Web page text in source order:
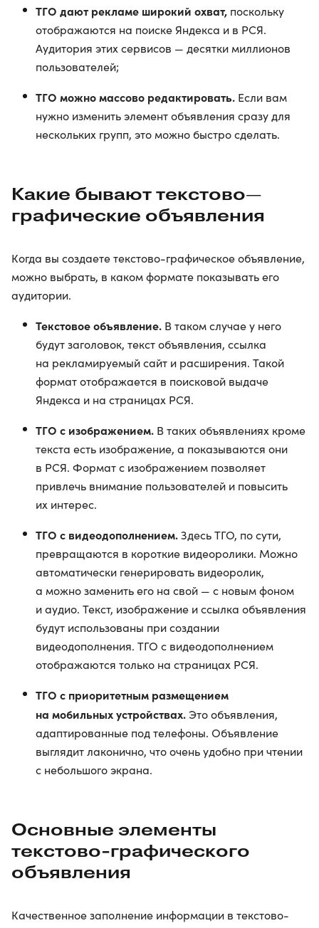
ТГО дают рекламе широкий охват, поскольку
отображаются на поиске Яндекса и в РСЯ.
Аудитория этих сервисов — десятки миллионов
пользователей;
ТГО можно массово редактировать. Если вам
нужно изменить элемент объявления сразу для
нескольких групп, это можно быстро сделать.
Какие бывают текстово—
графические объявления
Когда вы создаете текстово-графическое объявление,
можно выбрать, в каком формате показывать его
аудитории.
Текстовое объявление. В таком случае у него
будут заголовок, текст объявления, ссылка
на рекламируемый сайт и расширения. Такой
формат отображается в поисковой выдаче
Яндекса и на страницах РСЯ.
ТГО с изображением. В таких объявлениях кроме
текста есть изображение, а показываются они
в РСЯ. Формат с изображением позволяет
привлечь внимание пользователей и повысить
их интерес.
ТГО с видеодополнением.Здесь ТГО, по сути,
превращаются в короткие видеоролики. Можно
автоматически генерировать видеоролик,
а можно заменить его на свой — с новым фоном
и аудио. Текст, изображение и ссылка объявления
будут использованы при создании
видеодополнения. ТГО с видеодополнением
отображаются только на страницах РСЯ.
ТГО с приоритетным размещением
на мобильных устройствах.Это объявления,
адаптированные под телефоны. Объявление
выглядит лаконично, что очень удобно при чтении
с небольшого экрана.
Основные элементы
текстово-графического
объявления
Качественное заполнение информации в текстово-